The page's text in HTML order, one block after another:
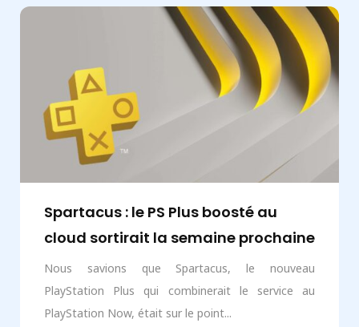
Spartacus : le PS Plus boosté au
cloud sortirait la semaine prochaine
Nous savions que Spartacus, le nouveau
PlayStation Plus qui combinerait le service au
PlayStation Now, était sur le point...